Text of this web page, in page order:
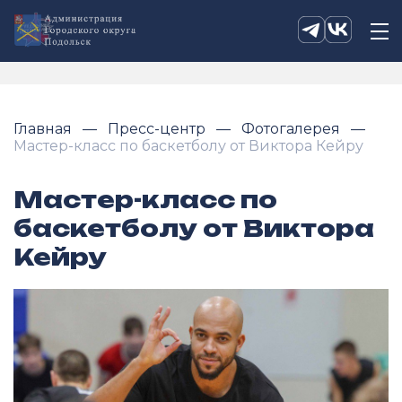
Главная Пресс-центр
Фотогалерея
Мастер-класс по баскетболу от Виктора Кейру
Мастер-класс по
баскетболу от Виктора
Кейру